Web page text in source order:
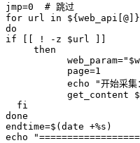
jmp=0  # 跳过
for url in
do
if [[ ! -z $url ]]
then
page=1
echo "开始采集
get_content
fi
done
endtime=$(date +%s)
echo